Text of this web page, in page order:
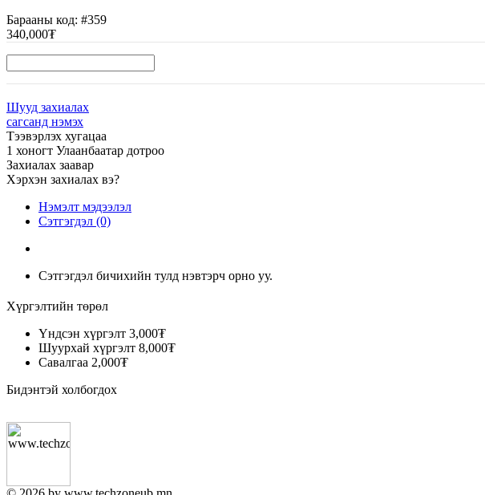
Барааны код: #359
340,000₮
Шууд захиалах
сагсанд нэмэх
Тээвэрлэх хугацаа
1 хоногт Улаанбаатар дотроо
Захиалах заавар
Хэрхэн захиалах вэ?
Нэмэлт мэдээлэл
Сэтгэгдэл (0)
Сэтгэгдэл бичихийн тулд нэвтэрч орно уу.
Хүргэлтийн төрөл
Үндсэн хүргэлт 3,000₮
Шуурхай хүргэлт 8,000₮
Савалгаа 2,000₮
Бидэнтэй холбогдох